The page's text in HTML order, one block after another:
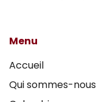
Menu
Accueil
Qui sommes-